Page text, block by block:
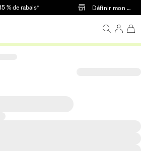
Passer au contenu principal
% de rabais† Définir mon